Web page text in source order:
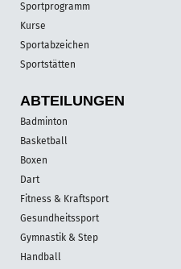
Sportprogramm
Kurse
Sportabzeichen
Sportstätten
ABTEILUNGEN
Badminton
Basketball
Boxen
Dart
Fitness & Kraftsport
Gesundheitssport
Gymnastik & Step
Handball